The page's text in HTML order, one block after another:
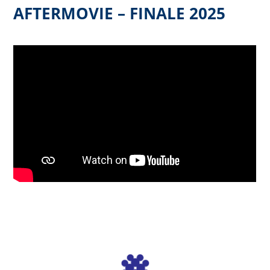
AFTERMOVIE – FINALE 2025